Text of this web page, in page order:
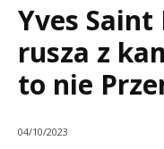
Yves
rusza z
to nie
04/10/2023